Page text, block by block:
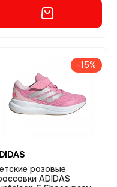
-15%
розовые
ADIDAS